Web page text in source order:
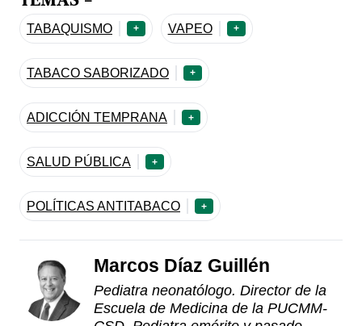
TABAQUISMO + VAPEO +
TABACO SABORIZADO +
ADICCIÓN TEMPRANA +
SALUD PÚBLICA +
POLÍTICAS ANTITABACO +
Marcos Díaz Guillén
Pediatra neonatólogo. Director de la
Escuela de Medicina de la PUCMM-